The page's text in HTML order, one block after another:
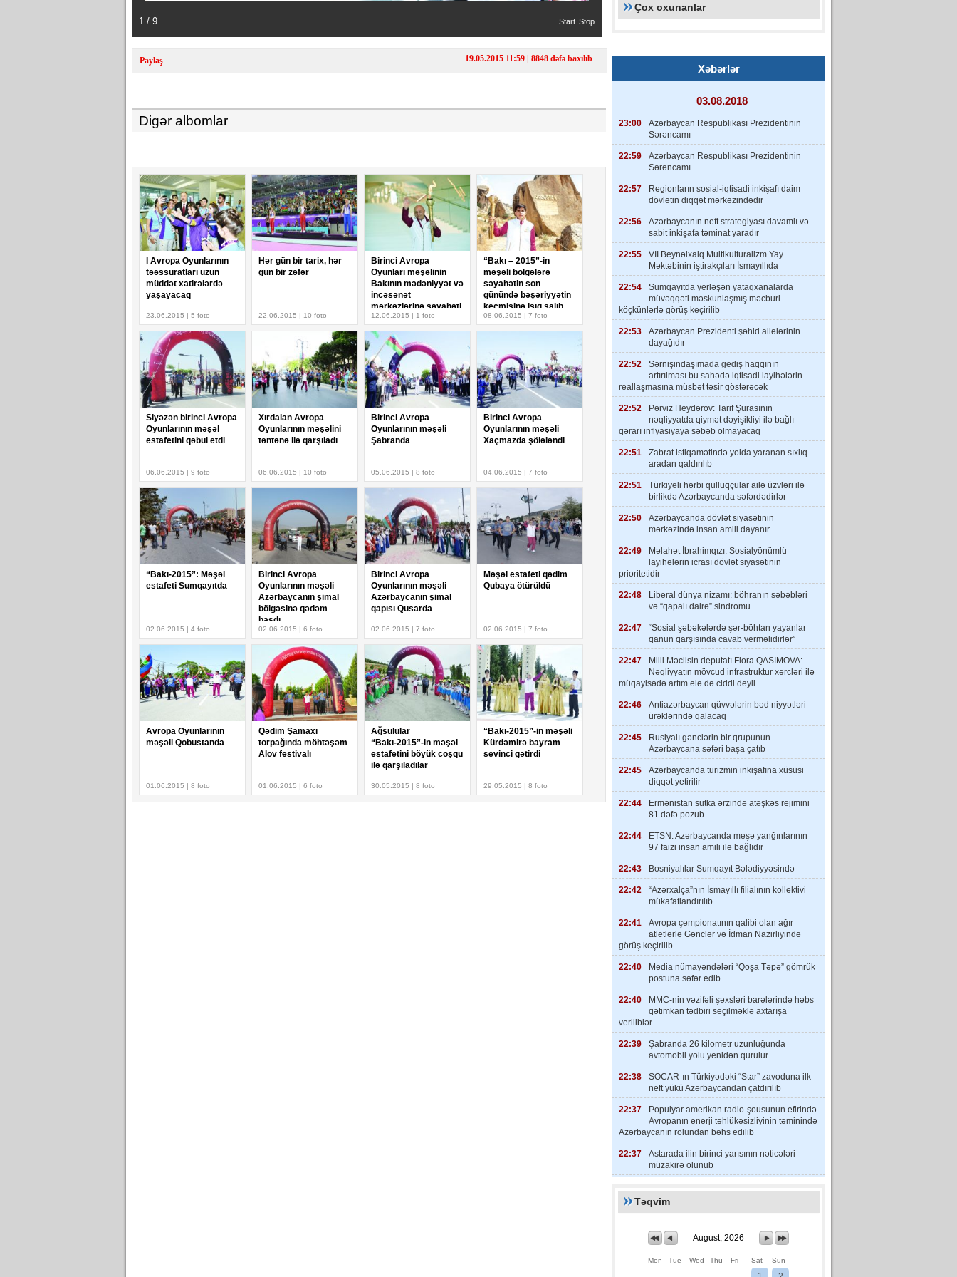
1 / 9 Start Stop
Paylaş 19.05.2015 11:59 | 8848 dəfə baxılıb
Digər albomlar
I Avropa Oyunlarının
təəssüratları uzun
müddət xatirələrdə
yaşayacaq
23.06.2015 | 5 foto
Hər gün bir tarix, hər
gün bir zəfər
22.06.2015 | 10 foto
Birinci Avropa
Oyunları məşəlinin
Bakının mədəniyyət və
incəsənət
mərkəzlərinə səyahəti
12.06.2015 | 1 foto
“Bakı – 2015”-in
məşəli bölgələrə
səyahətin son
günündə bəşəriyyətin
keçmişinə işıq salıb
paytaxta qayıdır
08.06.2015 | 7 foto
Siyəzən birinci Avropa
Oyunlarının məşəl
estafetini qəbul etdi
06.06.2015 | 9 foto
Xırdalan Avropa
Oyunlarının məşəlini
təntənə ilə qarşıladı
06.06.2015 | 10 foto
Birinci Avropa
Oyunlarının məşəli
Şabranda
05.06.2015 | 8 foto
Birinci Avropa
Oyunlarının məşəli
Xaçmazda şölələndi
04.06.2015 | 7 foto
“Bakı-2015”: Məşəl
estafeti Sumqayıtda
02.06.2015 | 4 foto
Birinci Avropa
Oyunlarının məşəli
Azərbaycanın şimal
bölgəsinə qədəm
basdı
02.06.2015 | 6 foto
Birinci Avropa
Oyunlarının məşəli
Azərbaycanın şimal
qapısı Qusarda
02.06.2015 | 7 foto
Məşəl estafeti qədim
Qubaya ötürüldü
02.06.2015 | 7 foto
Avropa Oyunlarının
məşəli Qobustanda
01.06.2015 | 8 foto
Qədim Şamaxı
torpağında möhtəşəm
Alov festivalı
01.06.2015 | 6 foto
Ağsulular
“Bakı-2015”-in məşəl
estafetini böyük coşqu
ilə qarşıladılar
30.05.2015 | 8 foto
“Bakı-2015”-in məşəli
Kürdəmirə bayram
sevinci gətirdi
29.05.2015 | 8 foto
Çox oxunanlar
Xəbərlər
03.08.2018
23:00
Azərbaycan Respublikası Prezidentinin
Sərəncamı
22:59
Azərbaycan Respublikası Prezidentinin
Sərəncamı
22:57
Regionların sosial-iqtisadi inkişafı daim
dövlətin diqqət mərkəzindədir
22:56
Azərbaycanın neft strategiyası davamlı və
sabit inkişafa təminat yaradır
22:55
VII Beynəlxalq Multikulturalizm Yay
Məktəbinin iştirakçıları İsmayıllıda
22:54
Sumqayıtda yerləşən yataqxanalarda
müvəqqəti məskunlaşmış məcburi
köçkünlərlə görüş keçirilib
22:53
Azərbaycan Prezidenti şəhid ailələrinin
dayağıdır
22:52
Sərnişindaşımada gediş haqqının
artırılması bu sahədə iqtisadi layihələrin
reallaşmasına müsbət təsir göstərəcək
22:52
Pərviz Heydərov: Tarif Şurasının
nəqliyyatda qiymət dəyişikliyi ilə bağlı
qərarı inflyasiyaya səbəb olmayacaq
22:51
Zabrat istiqamətində yolda yaranan sıxlıq
aradan qaldırılıb
22:51
Türkiyəli hərbi qulluqçular ailə üzvləri ilə
birlikdə Azərbaycanda səfərdədirlər
22:50
Azərbaycanda dövlət siyasətinin
mərkəzində insan amili dayanır
22:49
Məlahət İbrahimqızı: Sosialyönümlü
layihələrin icrası dövlət siyasətinin
prioritetidir
22:48
Liberal dünya nizamı: böhranın səbəbləri
və “qapalı dairə” sindromu
22:47
“Sosial şəbəkələrdə şər-böhtan yayanlar
qanun qarşısında cavab verməlidirlər”
22:47
Milli Məclisin deputatı Flora QASIMOVA:
Nəqliyyatın mövcud infrastruktur xərcləri ilə
müqayisədə artım elə də ciddi deyil
22:46
Antiazərbaycan qüvvələrin bəd niyyətləri
ürəklərində qalacaq
22:45
Rusiyalı gənclərin bir qrupunun
Azərbaycana səfəri başa çatıb
22:45
Azərbaycanda turizmin inkişafına xüsusi
diqqət yetirilir
22:44
Ermənistan sutka ərzində atəşkəs rejimini
81 dəfə pozub
22:44
ETSN: Azərbaycanda meşə yanğınlarının
97 faizi insan amili ilə bağlıdır
22:43 Bosniyalılar Sumqayıt Bələdiyyəsində
22:42
“Azərxalça”nın İsmayıllı filialının kollektivi
mükafatlandırılıb
22:41
Avropa çempionatının qalibi olan ağır
atletlərlə Gənclər və İdman Nazirliyində
görüş keçirilib
22:40
Media nümayəndələri “Qoşa Təpə” gömrük
postuna səfər edib
22:40
MMC-nin vəzifəli şəxsləri barələrində həbs
qətimkan tədbiri seçilməklə axtarışa
veriliblər
22:39
Şabranda 26 kilometr uzunluğunda
avtomobil yolu yenidən qurulur
22:38
SOCAR-ın Türkiyədəki “Star” zavoduna ilk
neft yükü Azərbaycandan çatdırılıb
22:37
Populyar amerikan radio-şousunun efirində
Avropanın enerji təhlükəsizliyinin təminində
Azərbaycanın rolundan bəhs edilib
22:37
Astarada ilin birinci yarısının nəticələri
müzakirə olunub
Təqvim
August, 2026
Mon Tue Wed Thu Fri Sat Sun